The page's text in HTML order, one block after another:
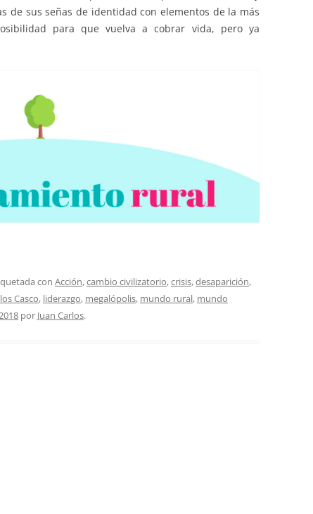
de sus señas de identidad con elementos de la más
para que vuelva a cobrar vida, pero ya
con Acción,cambio civilizatorio,crisis,desaparición,
Casco, liderazgo, megalópolis, mundo rural, mundo
por Juan Carlos.